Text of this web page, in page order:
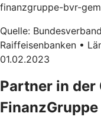
finanzgruppe-bvr-
Quelle:
Raiffeisenbanken •
01.02.2023
Partner in der
FinanzGruppe